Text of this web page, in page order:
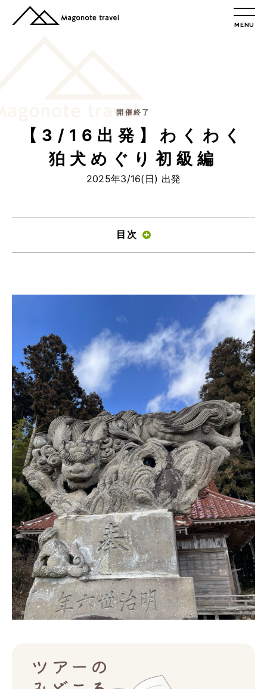
MENU
最新情報
総合お問合せ
トップ
参加の流れ
FOOD CAMP
フードキャンプ
トップ
ツアー一覧
参加の流れ
メール会員登録
お問合せ
Food Camp（English）
BEST TABLE
ベストテーブル
トップ
ご予約
お問合せ
Best Table（English）
トップ
開催終了
【3/16出発】わくわく
狛犬めぐり初級編
2025年3/16(日) 出発
目次